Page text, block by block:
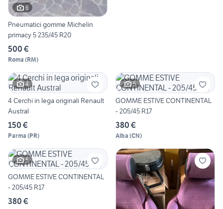
6
Pneumatici gomme Michelin
primacy 5 235/45 R20
500 €
Roma (RM)
4
4 Cerchi in lega originali Renault
Austral
150 €
Parma (PR)
5
GOMME ESTIVE CONTINENTAL
- 205/45 R17
380 €
Alba (CN)
5
GOMME ESTIVE CONTINENTAL
- 205/45 R17
380 €